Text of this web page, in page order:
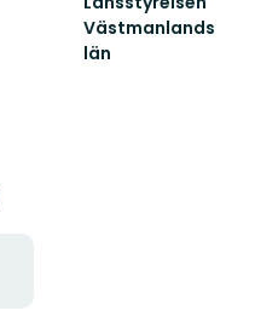
Västmanlands
län